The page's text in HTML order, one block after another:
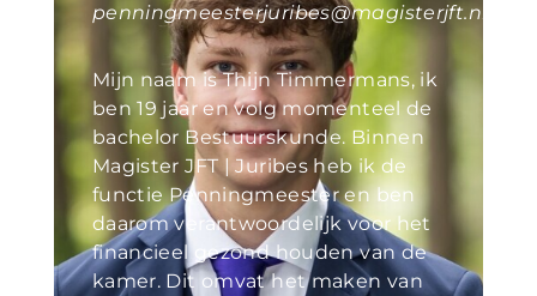
penningmeesterjuribes@magisterjft.nl
Mijn naam is Thijn Timmermans, ik
ben 19 jaar en volg momenteel de
bachelor Bestuurskunde. Binnen
Magister JFT | Juribes heb ik de
functie Penningmeester en ben
daarom verantwoordelijk voor het
financieel gezond houden van de
kamer. Dit omvat het maken van